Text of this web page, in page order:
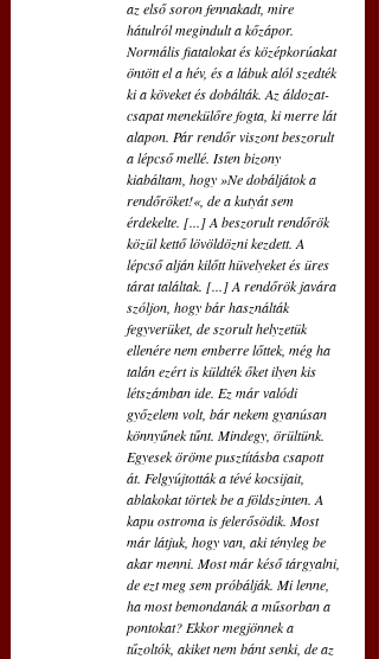
az első soron fennakadt, mire
hátulról megindult a kőzápor.
Normális fiatalokat és középkorúakat
öntött el a hév, és a lábuk alól szedték
ki a köveket és dobálták. Az áldozat-
csapat menekülőre fogta, ki merre lát
alapon. Pár rendőr viszont beszorult
a lépcső mellé. Isten bizony
kiabáltam, hogy »Ne dobáljátok a
rendőröket!«, de a kutyát sem
érdekelte. [...] A beszorult rendőrök
közül kettő lövöldözni kezdett. A
lépcső alján kilőtt hüvelyeket és üres
tárat találtak. [...] A rendőrök javára
szóljon, hogy bár használták
fegyverüket, de szorult helyzetük
ellenére nem emberre lőttek, még ha
talán ezért is küldték őket ilyen kis
létszámban ide. Ez már valódi
győzelem volt, bár nekem gyanúsan
könnyűnek tűnt. Mindegy, örültünk.
Egyesek öröme pusztításba csapott
át. Felgyújtották a tévé kocsijait,
ablakokat törtek be a földszinten. A
kapu ostroma is felerősödik. Most
már látjuk, hogy van, aki tényleg be
akar menni. Most már késő tárgyalni,
de ezt meg sem próbálják. Mi lenne,
ha most bemondanák a műsorban a
pontokat? Ekkor megjönnek a
tűzoltók, akiket nem bánt senki, de az